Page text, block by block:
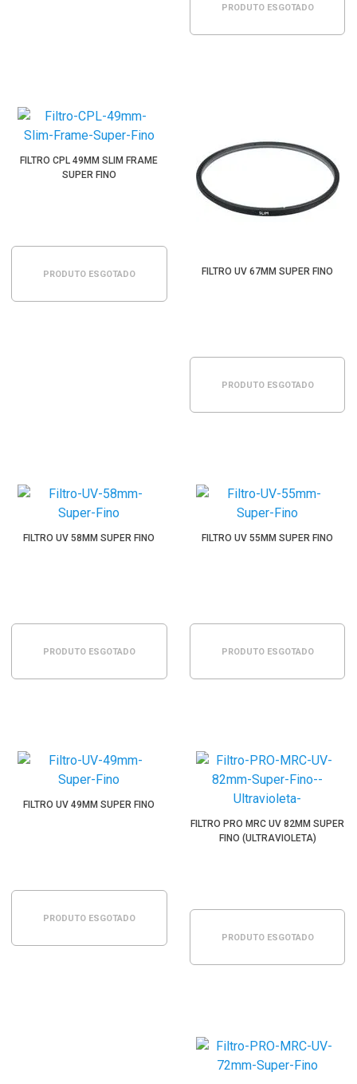
PRODUTO ESGOTADO
FILTRO CPL 49MM SLIM FRAME
SUPER FINO
PRODUTO ESGOTADO FILTRO UV 67MM SUPER FINO
PRODUTO ESGOTADO
FILTRO UV 58MM SUPER FINO
PRODUTO ESGOTADO
FILTRO UV 55MM SUPER FINO
PRODUTO ESGOTADO
FILTRO UV 49MM SUPER FINO
PRODUTO ESGOTADO
FILTRO PRO MRC UV 82MM SUPER
FINO (ULTRAVIOLETA)
PRODUTO ESGOTADO